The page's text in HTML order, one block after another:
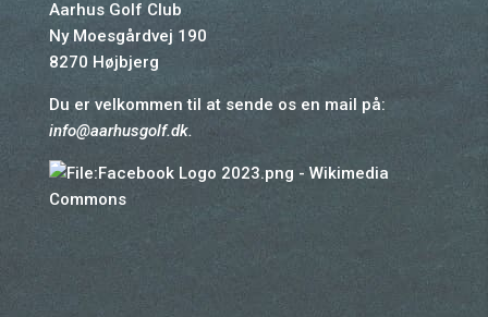
Aarhus Golf Club
Ny Moesgårdvej 190
8270 Højbjerg
Du er velkommen til at sende os en mail på:
info@aarhusgolf.dk.